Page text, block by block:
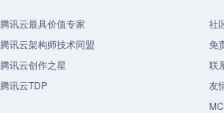
腾讯云最具价值专家
腾讯云架构师技术同盟
腾讯云创作之星
腾讯云TDP
社
免
联
友